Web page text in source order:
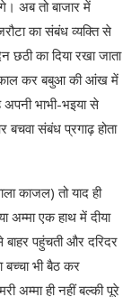
अब तो बाजार में
का संबंध व्यक्ति से
का दिया रखा जाता
कर बबुआ की आंख में
भाभी-भइया से
संबंध प्रगाढ़ होता
काजल) तो याद ही
अम्मा एक हाथ में दीया
पहुंचती और दरिदर
भी बैठ कर
अम्मा ही नहीं बल्की पूरे